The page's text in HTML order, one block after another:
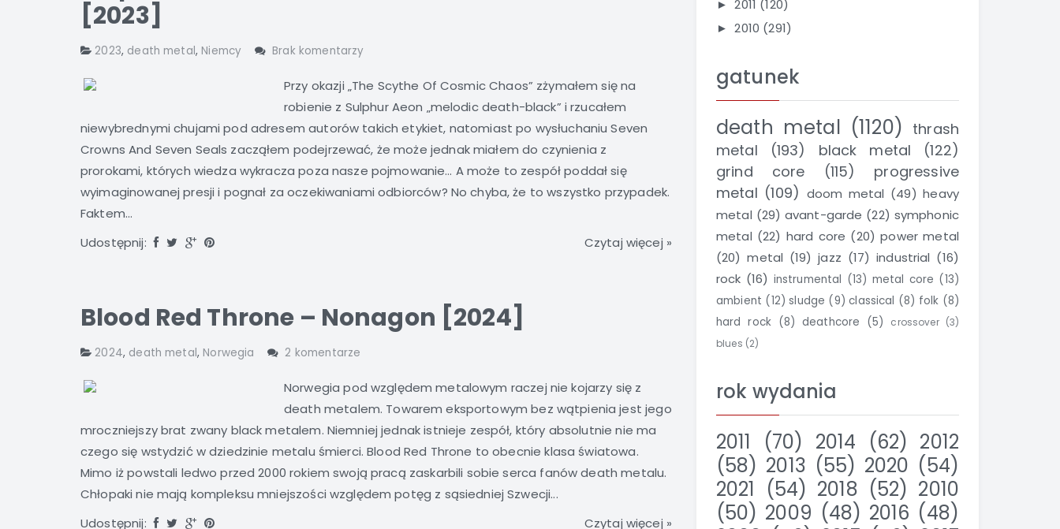
[2023]
2023, death metal, Niemcy Brak komentarzy
Przy okazji „The Scythe Of Cosmic Chaos” zżymałem się na
robienie z Sulphur Aeon „melodic death-black” i rzucałem
niewybrednymi chujami pod adresem autorów takich etykiet, natomiast po wysłuchaniu Seven
Crowns And Seven Seals zacząłem podejrzewać, że może jednak miałem do czynienia z
prorokami, których wiedza wykracza poza nasze pojmowanie… A może to zespół poddał się
wyimaginowanej presji i pognał za oczekiwaniami odbiorców? No chyba, że to wszystko przypadek.
Faktem...
Udostępnij:
Czytaj więcej »
Blood Red Throne – Nonagon [2024]
2024, death metal, Norwegia 2 komentarze
Norwegia pod względem metalowym raczej nie kojarzy się z
death metalem. Towarem eksportowym bez wątpienia jest jego
mroczniejszy brat zwany black metalem. Niemniej jednak istnieje zespół, który absolutnie nie ma
czego się wstydzić w dziedzinie metalu śmierci. Blood Red Throne to obecnie klasa światowa.
Mimo iż powstali ledwo przed 2000 rokiem swoją pracą zaskarbili sobie serca fanów death metalu.
Chłopaki nie mają kompleksu mniejszości względem potęg z sąsiedniej Szwecji...
Udostępnij:
Czytaj więcej »
► 2011 (120)
► 2010 (291)
gatunek
death metal (1120) thrash
metal
(193) black metal
(122)
grind core
(115)
progressive
metal (109) doom metal (49) heavy
metal (29) avant-garde (22) symphonic
metal (22) hard core (20) power metal
(20) metal (19) jazz (17) industrial (16)
rock (16) instrumental (13) metal core (13)
ambient (12) sludge (9) classical (8) folk (8)
hard rock (8) deathcore (5) crossover (3)
blues (2)
rok wydania
2011
(70) 2014 (62) 2012
(58) 2013 (55) 2020 (54)
2021 (54) 2018 (52) 2010
(50) 2009 (48) 2016 (48)